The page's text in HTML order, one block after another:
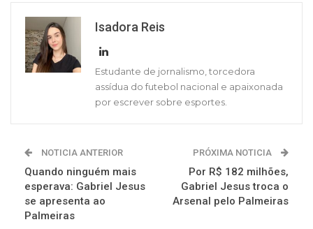
Isadora Reis
Estudante de jornalismo, torcedora
assídua do futebol nacional e apaixonada
por escrever sobre esportes.
NOTICIA ANTERIOR
Quando ninguém mais
esperava: Gabriel Jesus
se apresenta ao
Palmeiras
PRÓXIMA NOTICIA
Por R$ 182 milhões,
Gabriel Jesus troca o
Arsenal pelo Palmeiras